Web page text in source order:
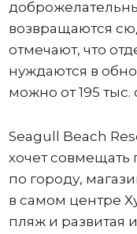
возвращаются
отмечают, что
нуждаются в
можно от 195
Seagull Beach
хочет совмещать
по городу,
в самом центре
пляж и развитая